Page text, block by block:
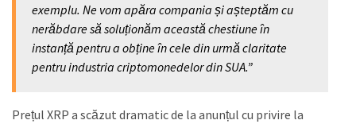
exemplu. Ne vom apăra compania și așteptăm cu
nerăbdare să soluționăm această chestiune în
instanță pentru a obține în cele din urmă claritate
pentru industria criptomonedelor din SUA.”
Prețul XRP a scăzut dramatic de la anunțul cu privire la